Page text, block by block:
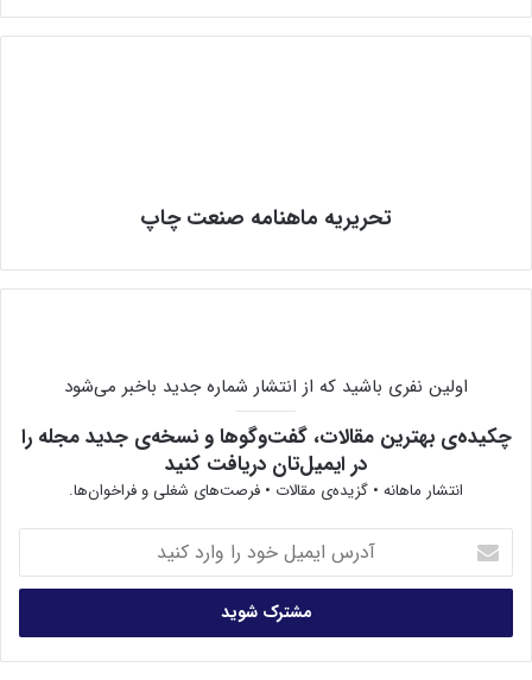
تحریریه ماهنامه صنعت چاپ
اولین نفری باشید که از انتشار شماره جدید باخبر می‌شود
چکیده‌ی بهترین مقالات، گفت‌وگوها و نسخه‌ی جدید مجله را
در ایمیل‌تان دریافت کنید
انتشار ماهانه • گزیده‌ی مقالات • فرصت‌های شغلی و فراخوان‌ها.
ر
ا
ی